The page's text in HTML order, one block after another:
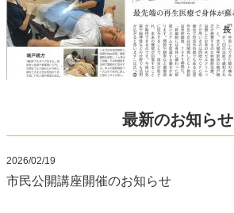
最新のお知らせ
2026/02/19
市民公開講座開催のお知らせ